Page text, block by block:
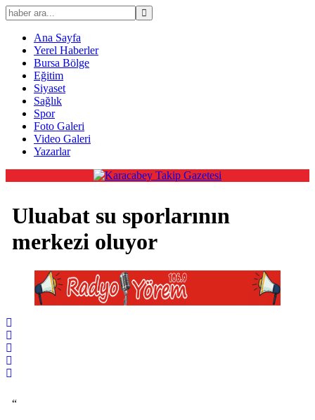
Ana Sayfa
Yerel Haberler
Bursa Bölge
Eğitim
Siyaset
Sağlık
Spor
Foto Galeri
Video Galeri
Yazarlar
Uluabat su sporlarının
merkezi oluyor
“